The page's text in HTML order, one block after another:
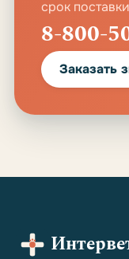
срок
8-800-
Заказать